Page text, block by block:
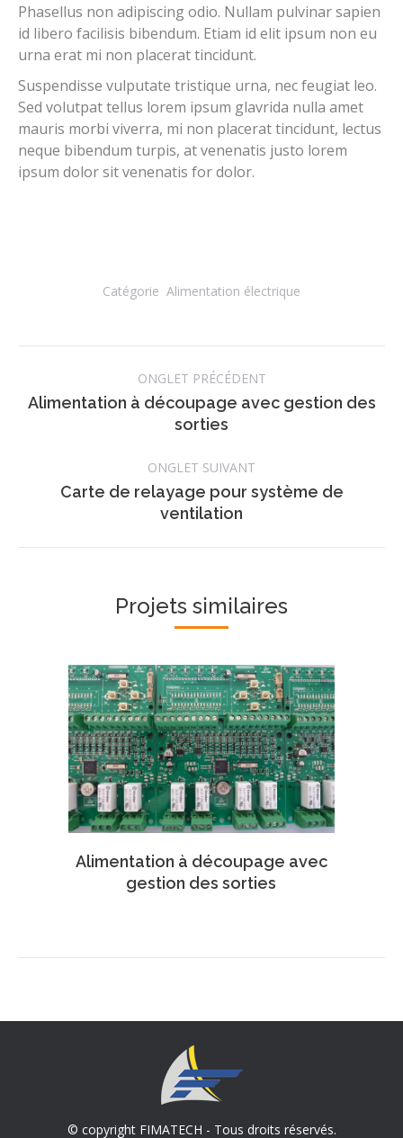
Phasellus non adipiscing odio. Nullam pulvinar sapien
id libero facilisis bibendum. Etiam id elit ipsum non eu
urna erat mi non placerat tincidunt.
Suspendisse vulputate tristique urna, nec feugiat leo.
Sed volutpat tellus lorem ipsum glavrida nulla amet
mauris morbi viverra, mi non placerat tincidunt, lectus
neque bibendum turpis, at venenatis justo lorem
ipsum dolor sit venenatis for dolor.
Catégorie Alimentation électrique
de
commentaire
ONGLET PRÉCÉDENT
Onglet
précédent
Alimentation à découpage avec gestion des
sorties
ONGLET SUIVANT
Projets
similaires
Carte de relayage pour système de
ventilation
Projets similaires
Alimentation à découpage avec
gestion des sorties
© copyright FIMATECH - Tous droits réservés.